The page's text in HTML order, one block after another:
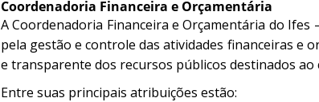
Coordenadoria Financeira e Orçamentária
A Coordenadoria Financeira e Orçamentária do Ifes
pela gestão e controle das atividades financeiras e
e transparente dos recursos públicos destinados ao
Entre suas principais atribuições estão: